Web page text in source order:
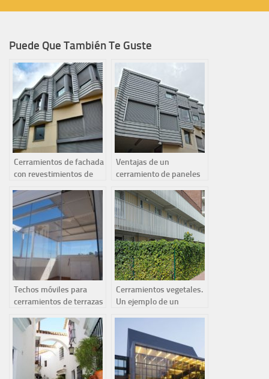
Puede Que También Te Guste
Cerramientos de fachada
con revestimientos de
Ventajas de un
cerramiento de paneles
práctico
Techos móviles para
cerramientos de terrazas
Cerramientos vegetales.
Un ejemplo de un
para tu parcela